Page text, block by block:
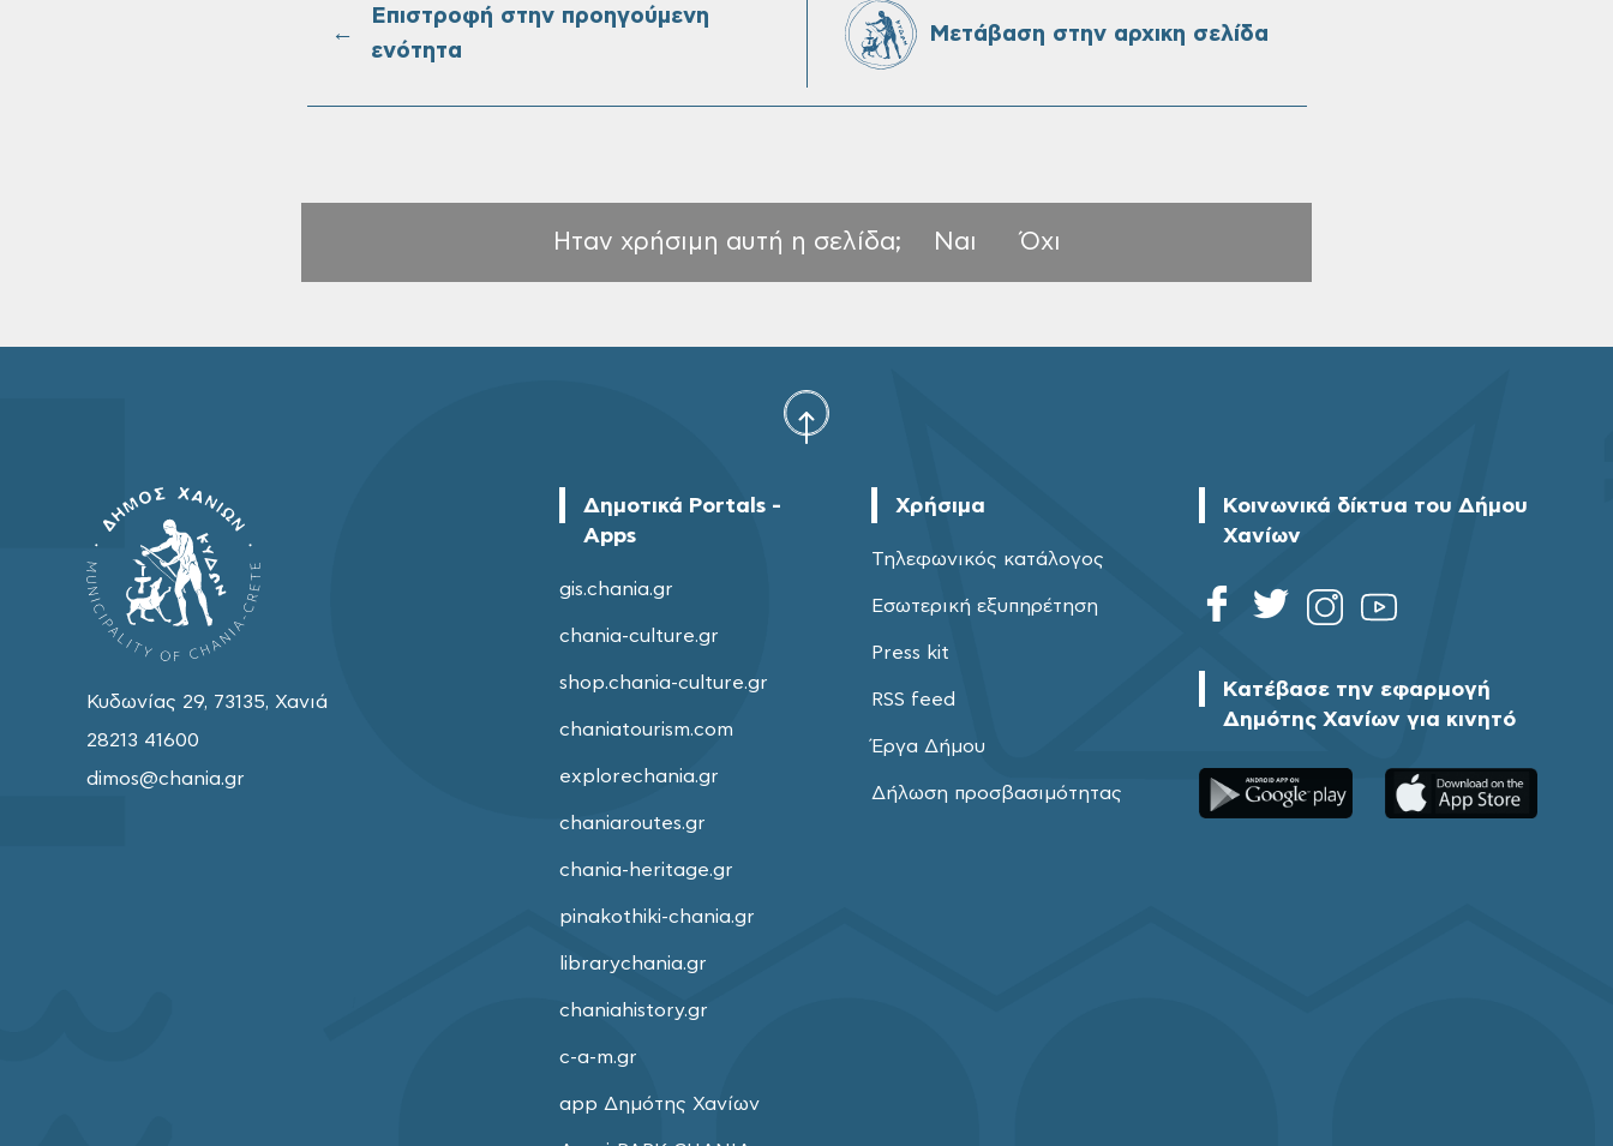
←
Επιστροφή στην προηγούμενη
ενότητα
Μετάβαση στην αρχικη σελίδα
Ηταν χρήσιμη αυτή η σελίδα; Ναι Όχι
Κυδωνίας 29, 73135, Χανιά
28213 41600
dimos@chania.gr
Δημοτικά Portals -
Apps
gis.chania.gr
chania-culture.gr
shop.chania-culture.gr
chaniatourism.com
explorechania.gr
chaniaroutes.gr
chania-heritage.gr
pinakothiki-chania.gr
librarychania.gr
chaniahistory.gr
c-a-m.gr
app Δημότης Χανίων
Χρήσιμα
Τηλεφωνικός κατάλογος
Εσωτερική εξυπηρέτηση
Press kit
RSS feed
Έργα Δήμου
Δήλωση προσβασιμότητας
Κοινωνικά δίκτυα του Δήμου
Χανίων
Κατέβασε την εφαρμογή
Δημότης Χανίων για κινητό